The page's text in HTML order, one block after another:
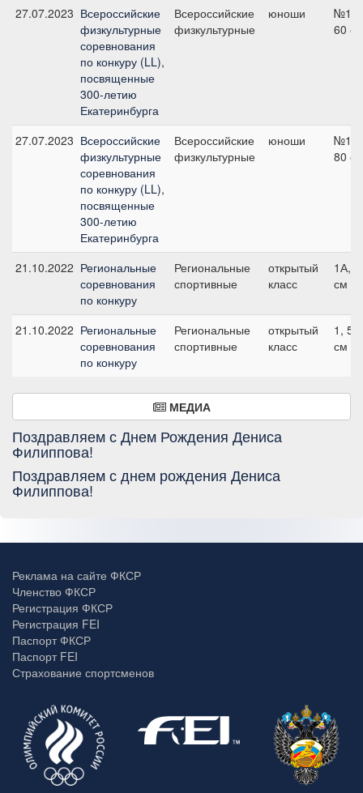
27.07.2023 Всероссийские
физкультурные
соревнования
по конкуру (LL),
посвященные
300-летию
Екатеринбурга
Всероссийские
физкультурные
юноши
№10,
60 см
27.07.2023 Всероссийские
физкультурные
соревнования
по конкуру (LL),
посвященные
300-летию
Екатеринбурга
Всероссийские
физкультурные
юноши
80 см
21.10.2022 Региональные
соревнования
по конкуру
Региональные
спортивные
открытый
класс
1А,
см
21.10.2022 Региональные
соревнования
по конкуру
Региональные
спортивные
открытый
класс
1, 50
см
МЕДИА
Поздравляем с Днем Рождения Дениса
Филиппова!
Поздравляем с днем рождения Дениса
Филиппова!
Реклама на сайте ФКСР
Членство ФКСР
Регистрация ФКСР
Регистрация FEI
Паспорт ФКСР
Паспорт FEI
Страхование спортсменов